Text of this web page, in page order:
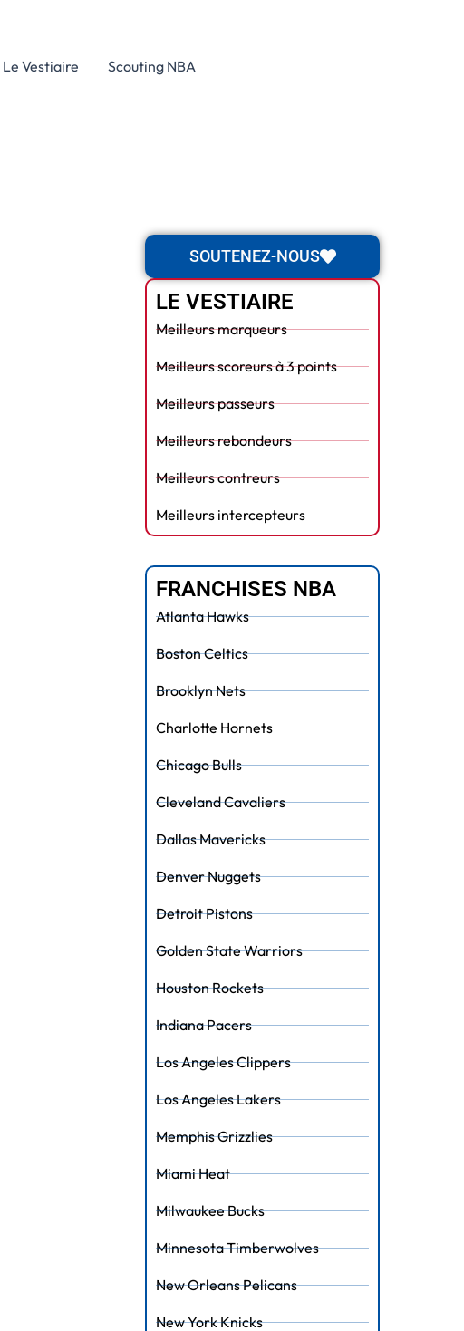
Le Vestiaire Scouting NBA
SOUTENEZ-NOUS
LE VESTIAIRE
Meilleurs marqueurs
Meilleurs scoreurs à 3 points
Meilleurs passeurs
Meilleurs rebondeurs
Meilleurs contreurs
Meilleurs intercepteurs
FRANCHISES NBA
Atlanta Hawks
Boston Celtics
Brooklyn Nets
Charlotte Hornets
Chicago Bulls
Cleveland Cavaliers
Dallas Mavericks
Denver Nuggets
Detroit Pistons
Golden State Warriors
Houston Rockets
Indiana Pacers
Los Angeles Clippers
Los Angeles Lakers
Memphis Grizzlies
Miami Heat
Milwaukee Bucks
Minnesota Timberwolves
New Orleans Pelicans
New York Knicks